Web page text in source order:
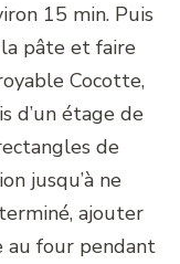
15 min. Puis
pâte et faire
Cocotte,
d’un étage de
de
jusqu’à ne
ajouter
au four pendant